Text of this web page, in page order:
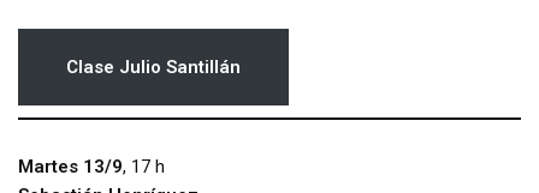
Clase Julio Santillán
Martes 13/9, 17 h